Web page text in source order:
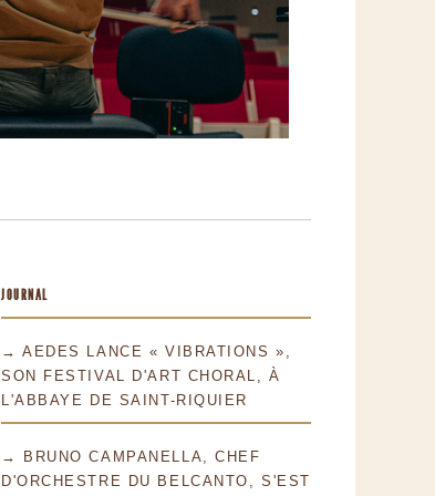
JOURNAL
→ AEDES LANCE « VIBRATIONS »,
SON FESTIVAL D'ART CHORAL, À
L'ABBAYE DE SAINT-RIQUIER
→ BRUNO CAMPANELLA, CHEF
D'ORCHESTRE DU BELCANTO, S'EST